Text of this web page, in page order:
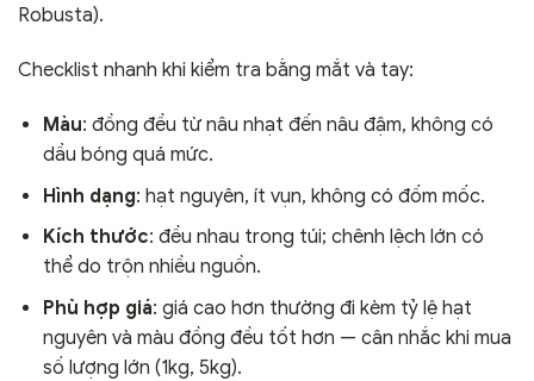
Robusta).
Checklist nhanh khi kiểm tra bằng mắt và tay:
Màu: đồng đều từ nâu nhạt đến nâu đậm, không có
dầu bóng quá mức.
Hình dạng: hạt nguyên, ít vụn, không có đốm mốc.
Kích thước: đều nhau trong túi; chênh lệch lớn có
thể do trộn nhiều nguồn.
Phù hợp giá: giá cao hơn thường đi kèm tỷ lệ hạt
nguyên và màu đồng đều tốt hơn — cân nhắc khi mua
số lượng lớn (1kg, 5kg).